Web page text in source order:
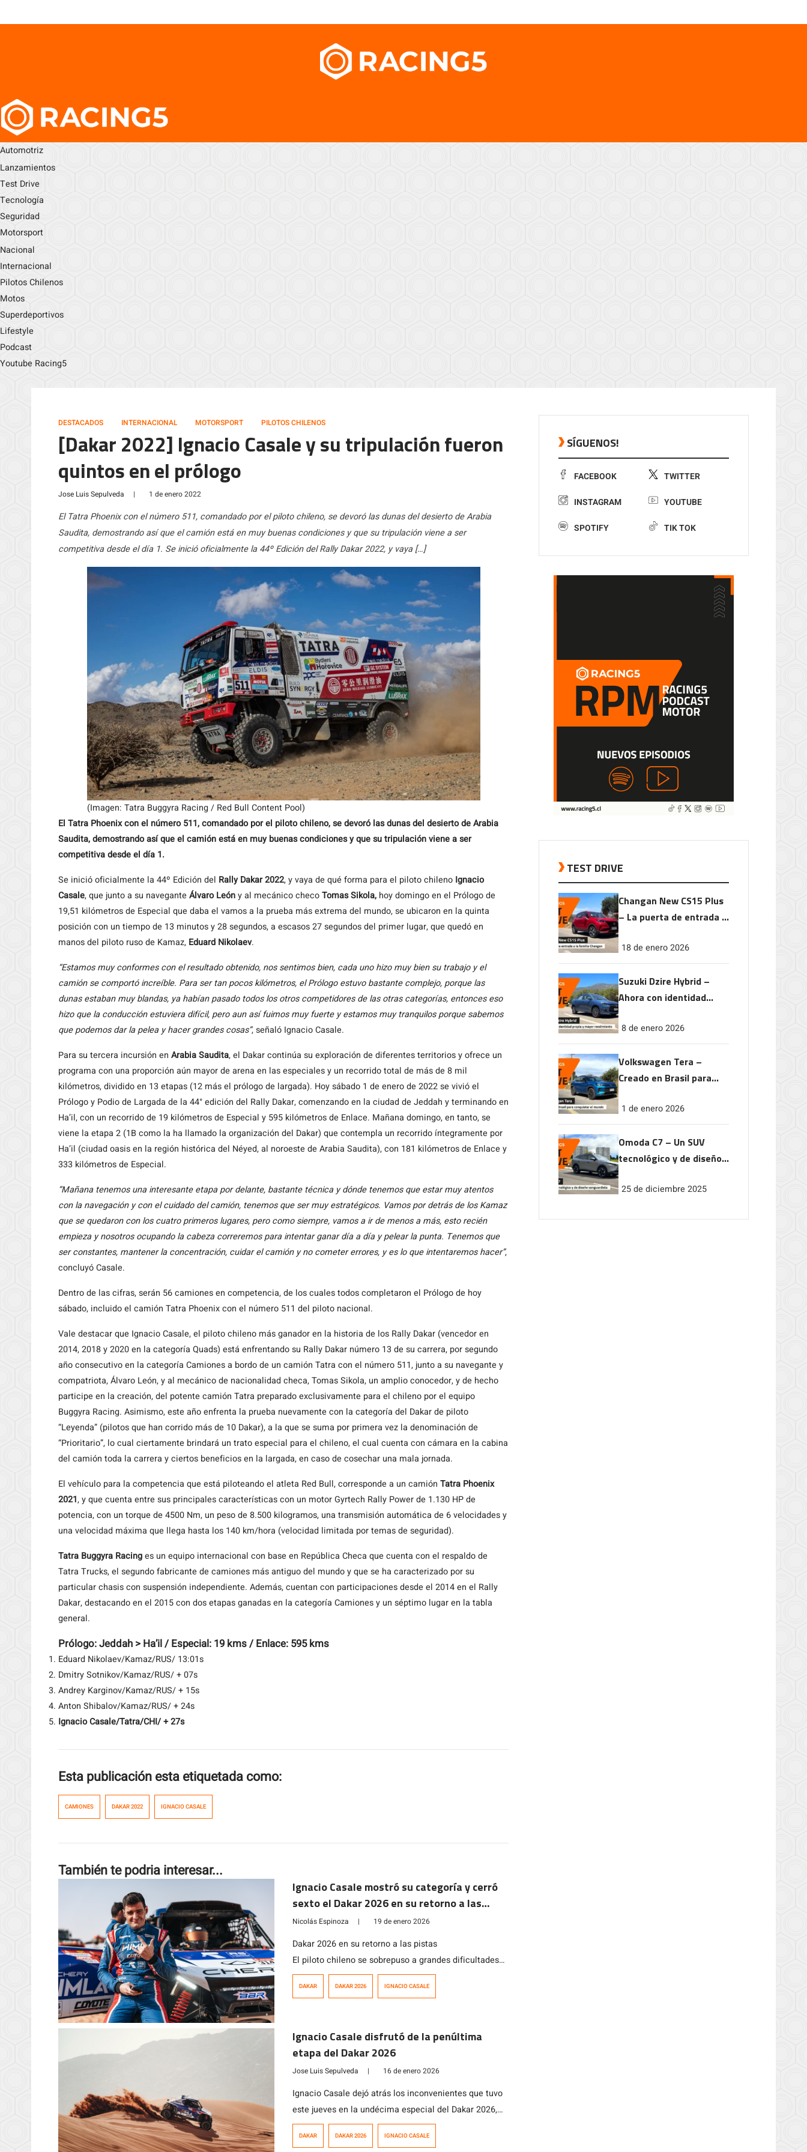
Automotriz
Lanzamientos
Test Drive
Tecnología
Seguridad
Motorsport
Nacional
Internacional
Pilotos Chilenos
Motos
Superdeportivos
Lifestyle
Podcast
Youtube Racing5
DESTACADOS INTERNACIONAL MOTORSPORT PILOTOS CHILENOS
[Dakar 2022] Ignacio Casale y su tripulación fueron
quintos en el prólogo
Jose Luis Sepulveda | 1 de enero 2022
El Tatra Phoenix con el número 511, comandado por el piloto chileno, se devoró las dunas del desierto de Arabia
Saudita, demostrando así que el camión está en muy buenas condiciones y que su tripulación viene a ser
competitiva desde el día 1. Se inició oficialmente la 44º Edición del Rally Dakar 2022, y vaya […]
(Imagen: Tatra Buggyra Racing / Red Bull Content Pool)
El Tatra Phoenix con el número 511, comandado por el piloto chileno, se devoró las dunas del desierto de Arabia
Saudita, demostrando así que el camión está en muy buenas condiciones y que su tripulación viene a ser
competitiva desde el día 1.
Se inició oficialmente la 44º Edición del Rally Dakar 2022, y vaya de qué forma para el piloto chileno Ignacio
Casale, que junto a su navegante Álvaro Leóny al mecánico checoTomas Sikola, hoy domingo en el Prólogo de
19,51 kilómetros de Especial que daba el vamos a la prueba más extrema del mundo, se ubicaron en la quinta
posición con un tiempo de 13 minutos y 28 segundos, a escasos 27 segundos del primer lugar, que quedó en
manos del piloto ruso de Kamaz, Eduard Nikolaev.
“Estamos muy conformes con el resultado obtenido, nos sentimos bien, cada uno hizo muy bien su trabajo y el
camión se comportó increíble. Para ser tan pocos kilómetros, el Prólogo estuvo bastante complejo, porque las
dunas estaban muy blandas, ya habían pasado todos los otros competidores de las otras categorías, entonces eso
hizo que la conducción estuviera difícil, pero aun así fuimos muy fuerte y estamos muy tranquilos porque sabemos
que podemos dar la pelea y hacer grandes cosas”, señaló Ignacio Casale.
Para su tercera incursión en Arabia Saudita, el Dakar continúa su exploración de diferentes territorios y ofrece un
programa con una proporción aún mayor de arena en las especiales y un recorrido total de más de 8 mil
kilómetros, dividido en 13 etapas (12 más el prólogo de largada). Hoy sábado 1 de enero de 2022 se vivió el
Prólogo y Podio de Largada de la 44° edición del Rally Dakar, comenzando en la ciudad de Jeddah y terminando en
Ha’il, con un recorrido de 19 kilómetros de Especial y 595 kilómetros de Enlace. Mañana domingo, en tanto, se
viene la etapa 2 (1B como la ha llamado la organización del Dakar) que contempla un recorrido íntegramente por
Ha’il (ciudad oasis en la región histórica del Néyed, al noroeste de Arabia Saudita), con 181 kilómetros de Enlace y
333 kilómetros de Especial.
“Mañana tenemos una interesante etapa por delante, bastante técnica y dónde tenemos que estar muy atentos
con la navegación y con el cuidado del camión, tenemos que ser muy estratégicos. Vamos por detrás de los Kamaz
que se quedaron con los cuatro primeros lugares, pero como siempre, vamos a ir de menos a más, esto recién
empieza y nosotros ocupando la cabeza correremos para intentar ganar día a día y pelear la punta. Tenemos que
ser constantes, mantener la concentración, cuidar el camión y no cometer errores, y es lo que intentaremos hacer”,
concluyó Casale.
Dentro de las cifras, serán 56 camiones en competencia, de los cuales todos completaron el Prólogo de hoy
sábado, incluido el camión Tatra Phoenix con el número 511 del piloto nacional.
Vale destacar que Ignacio Casale, el piloto chileno más ganador en la historia de los Rally Dakar (vencedor en
2014, 2018 y 2020 en la categoría Quads) está enfrentando su Rally Dakar número 13 de su carrera, por segundo
año consecutivo en la categoría Camiones a bordo de un camión Tatra con el número 511, junto a su navegante y
compatriota, Álvaro León, y al mecánico de nacionalidad checa, Tomas Sikola, un amplio conocedor, y de hecho
participe en la creación, del potente camión Tatra preparado exclusivamente para el chileno por el equipo
Buggyra Racing. Asimismo, este año enfrenta la prueba nuevamente con la categoría del Dakar de piloto
“Leyenda” (pilotos que han corrido más de 10 Dakar), a la que se suma por primera vez la denominación de
“Prioritario”, lo cual ciertamente brindará un trato especial para el chileno, el cual cuenta con cámara en la cabina
del camión toda la carrera y ciertos beneficios en la largada, en caso de cosechar una mala jornada.
El vehículo para la competencia que está piloteando el atleta Red Bull, corresponde a un camión Tatra Phoenix
2021, y que cuenta entre sus principales características con un motor Gyrtech Rally Power de 1.130 HP de
potencia, con un torque de 4500 Nm, un peso de 8.500 kilogramos, una transmisión automática de 6 velocidades y
una velocidad máxima que llega hasta los 140 km/hora (velocidad limitada por temas de seguridad).
Tatra Buggyra Racinges un equipo internacional con base en República Checa que cuenta con el respaldo de
Tatra Trucks, el segundo fabricante de camiones más antiguo del mundo y que se ha caracterizado por su
particular chasis con suspensión independiente. Además, cuentan con participaciones desde el 2014 en el Rally
Dakar, destacando en el 2015 con dos etapas ganadas en la categoría Camiones y un séptimo lugar en la tabla
general.
Prólogo:Jeddah > Ha’il / Especial: 19 kms / Enlace: 595 kms
Eduard Nikolaev/Kamaz/RUS/ 13:01s
Dmitry Sotnikov/Kamaz/RUS/ + 07s
Andrey Karginov/Kamaz/RUS/ + 15s
Anton Shibalov/Kamaz/RUS/ + 24s
Ignacio Casale/Tatra/CHI/ + 27s
Esta publicación esta etiquetada como:
CAMIONES DAKAR 2022 IGNACIO CASALE
También te podria interesar...
Ignacio Casale mostró su categoría y cerró
sexto el Dakar 2026 en su retorno a las
pistas
Nicolás Espinoza | 19 de enero 2026
Dakar 2026 en su retorno a las pistas
El piloto chileno se sobrepuso a grandes dificultades
vividas durante la carrera y selló su retorno a las pistas
DAKAR DAKAR 2026 IGNACIO CASALE
Ignacio Casale disfrutó de la penúltima
etapa del Dakar 2026
Jose Luis Sepulveda | 16 de enero 2026
Ignacio Casale dejó atrás los inconvenientes que tuvo
este jueves en la undécima especial del Dakar 2026,
donde se desprendió parte de su carrocería, y salió a
DAKAR DAKAR 2026 IGNACIO CASALE
SÍGUENOS!
FACEBOOK TWITTER
INSTAGRAM YOUTUBE
SPOTIFY TIK TOK
TEST DRIVE
Changan New CS15 Plus
– La puerta de entrada a
18 de enero 2026
Suzuki Dzire Hybrid –
Ahora con identidad
rendimiento
8 de enero 2026
Volkswagen Tera –
Creado en Brasil para
1 de enero 2026
Omoda C7 – Un SUV
tecnológico y de diseño
25 de diciembre 2025